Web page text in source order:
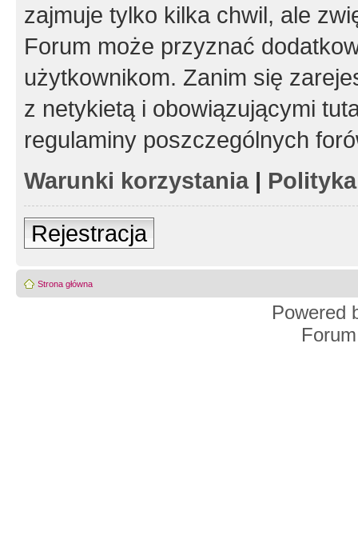
zajmuje tylko kilka chwil, ale
Forum może przyznać
użytkownikom. Zanim się
z netykietą i obowiązującymi
regulaminy poszczególnych
Warunki korzystania|
Rejestracja
Strona główna
Powered